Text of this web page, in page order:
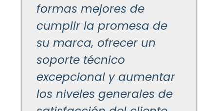
formas mejores de
cumplir la promesa de
su marca, ofrecer un
soporte técnico
excepcional y aumentar
los niveles generales de